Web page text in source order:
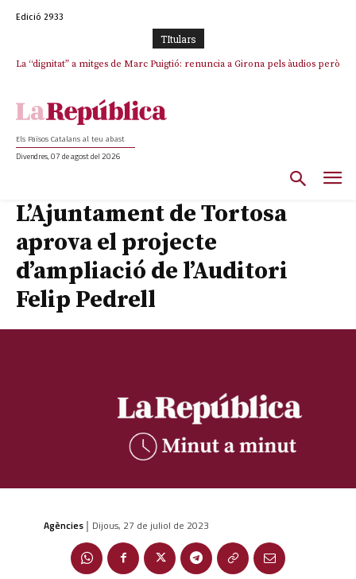
Edició 2933
TItulars
La “dignitat” a mitges de Marc Puigtió: renuncia a Girona pels àudios però
Els Països Catalans al teu abast
Divendres, 07 de agost del 2026
L’Ajuntament de Tortosa
aprova el projecte
d’ampliació de l’Auditori
Felip Pedrell
Agències | Dijous, 27 de juliol de 2023